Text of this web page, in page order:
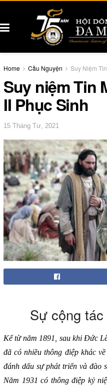
Home Cầu Nguyện Suy Niệm
Suy niệm Tin
II Phục Sinh
15 Tháng Tư, 2021
Sự cộng
Kể từ năm 1891, sau khi Đức
đã có nhiều thông điệp khác
đánh dấu sự phát triển và đào
Năm 1931 có thông điệp kỷ